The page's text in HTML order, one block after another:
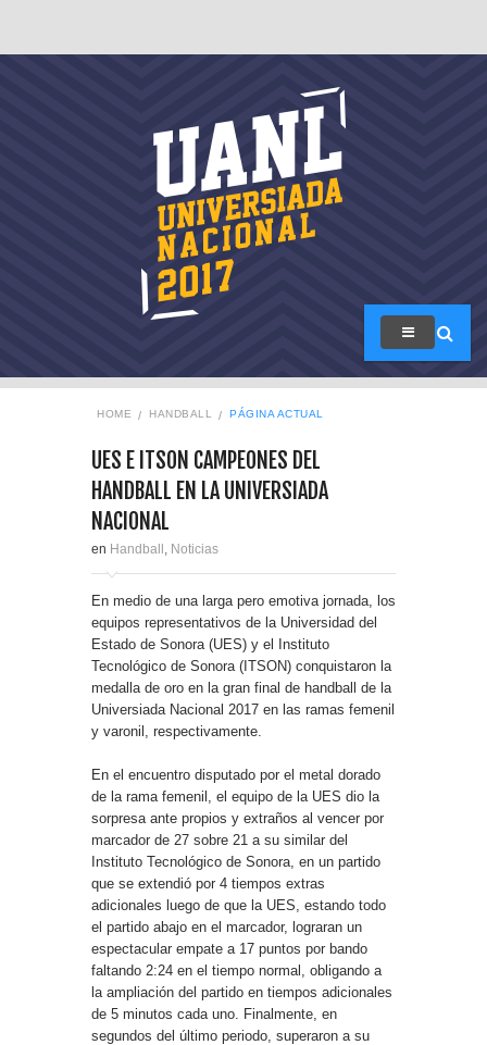
HOME HANDBALL PÁGINA ACTUAL
UES E ITSON CAMPEONES DEL
HANDBALL EN LA UNIVERSIADA
NACIONAL
en Handball Noticias
En medio de una larga pero emotiva jornada, los
equipos representativos de la Universidad del
Estado de Sonora (UES) y el Instituto
Tecnológico de Sonora (ITSON) conquistaron la
medalla de oro en la gran final de handball de la
Universiada Nacional 2017 en las ramas femenil
y varonil, respectivamente.
En el encuentro disputado por el metal dorado
de la rama femenil, el equipo de la UES dio la
sorpresa ante propios y extraños al vencer por
marcador de 27 sobre 21 a su similar del
Instituto Tecnológico de Sonora, en un partido
que se extendió por 4 tiempos extras
adicionales luego de que la UES, estando todo
el partido abajo en el marcador, lograran un
espectacular empate a 17 puntos por bando
faltando 2:24 en el tiempo normal, obligando a
la ampliación del partido en tiempos adicionales
de 5 minutos cada uno. Finalmente, en
segundos del último periodo, superaron a su